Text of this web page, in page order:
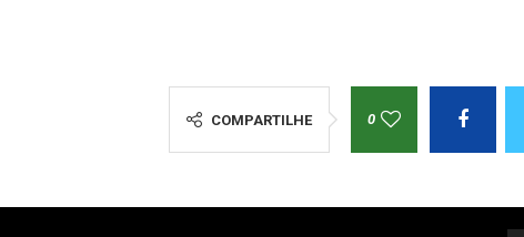
COMPARTILHE 0